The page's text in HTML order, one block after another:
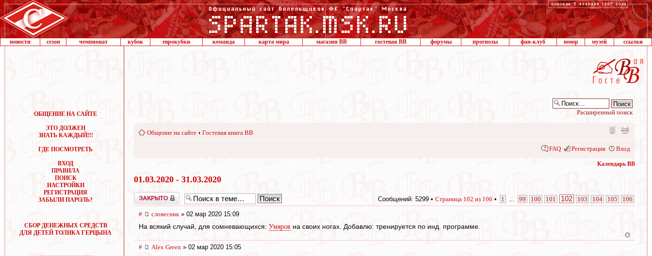
новости сезон чемпионат кубок еврокубки команда карта мира магазин ВВ гостевая ВВ форумы прогнозы фан-клуб юмор музей ссылки
ОБЩЕНИЕ НА САЙТЕ
ЭТО ДОЛЖЕН
ЗНАТЬ КАЖДЫЙ!!!
ГДЕ ПОСМОТРЕТЬ
ВХОД
ПРАВИЛА
ПОИСК
НАСТРОЙКИ
РЕГИСТРАЦИЯ
ЗАБЫЛИ ПАРОЛЬ?
СБОР ДЕНЕЖНЫХ СРЕДСТВ
ДЛЯ ДЕТЕЙ ТОЛИКА ГЕРЦЫНА
Расширенный поиск
Общение на сайте ‹ Гостевая книга ВВ
FAQ Регистрация Вход
Календарь ВВ
01.03.2020 - 31.03.2020
Закрыто Сообщений: 5299 • Страница 102 из 106 • 1 99 100 101 102 103 104 105 106
# словесник » 02 мар 2020 15:09
На всякий случай, для сомневающихся: Умяров на своих ногах. Добавлю: тренируется по инд. программе.
# Alex Green » 02 мар 2020 15:05